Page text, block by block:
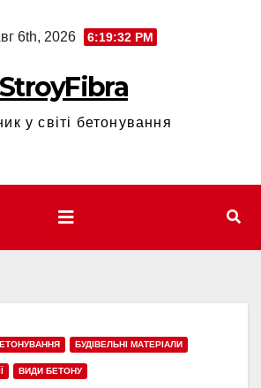
6th, 2026 6:19:33 PM
StroyFibra
у світі бетонування
БУДІВЕЛЬНІ МАТЕРІАЛИ
ВИДИ БЕТОНУ